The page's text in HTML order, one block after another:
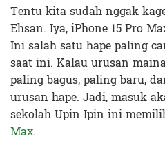
Tentu kita sudah nggak
Ehsan. Iya, iPhone 15 Pro
Ini salah satu hape paling
saat ini. Kalau urusan
paling bagus, paling baru,
urusan hape. Jadi, masuk
sekolah Upin Ipin ini
Max.